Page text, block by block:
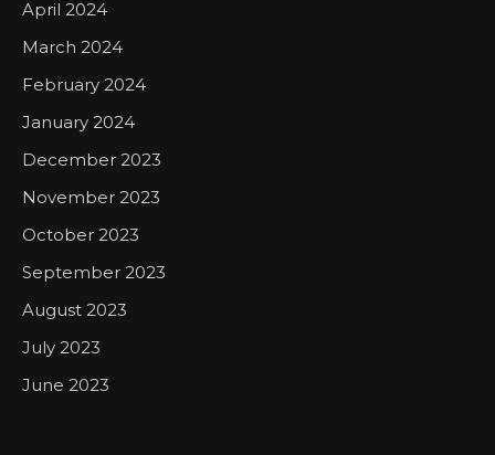
April 2024
March 2024
February 2024
January 2024
December 2023
November 2023
October 2023
September 2023
August 2023
July 2023
June 2023